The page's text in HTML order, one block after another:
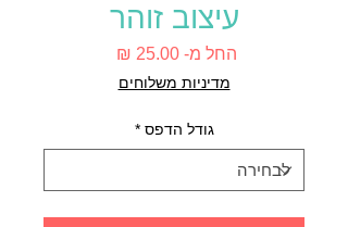
עיצוב זוהר
החל מ- 25.00 ₪
מדיניות משלוחים
גודל הדפס *